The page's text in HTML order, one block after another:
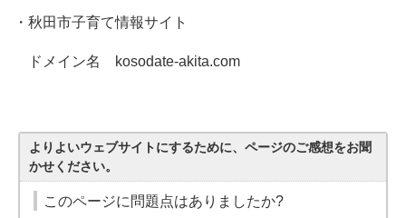
・秋田市子育て情報サイト
ドメイン名 kosodate-akita.com
よりよいウェブサイトにするために、ページのご感想をお聞
かせください。
このページに問題点はありましたか?